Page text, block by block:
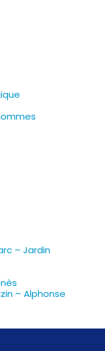
– Jardin
– Alphonse